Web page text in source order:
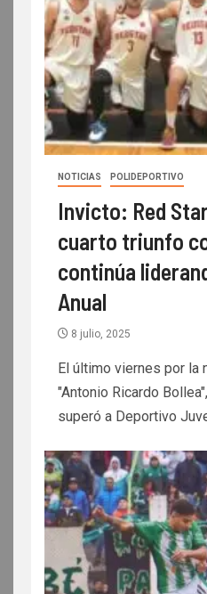
NOTICIAS POLIDEPORTIVO
Invicto: Red
cuarto triunfo
continúa
Anual
8 julio, 2025
El último viernes por la
"Antonio Ricardo
superó a Deportivo